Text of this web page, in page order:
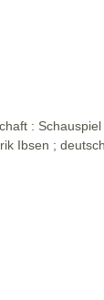
:
Ibsen ;